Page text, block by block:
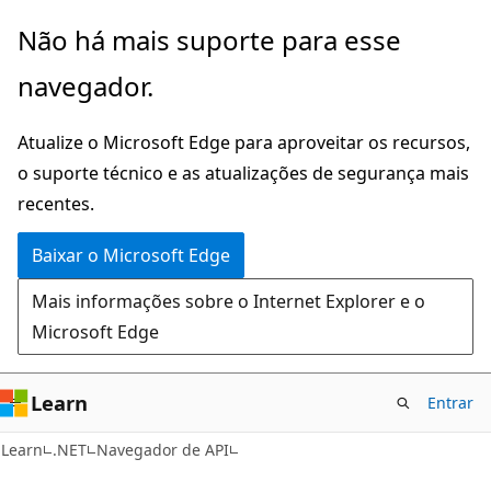
Pular
o
principal
Ignore
passe
a
navegação
na
página
Não há mais suporte para esse
navegador.
Atualize o Microsoft Edge para aproveitar os recursos,
o suporte técnico e as atualizações de segurança mais
recentes.
Baixar o Microsoft Edge
Mais informações sobre o Internet Explorer e o
Microsoft Edge
Learn Entrar
Learn .NET Navegador de API